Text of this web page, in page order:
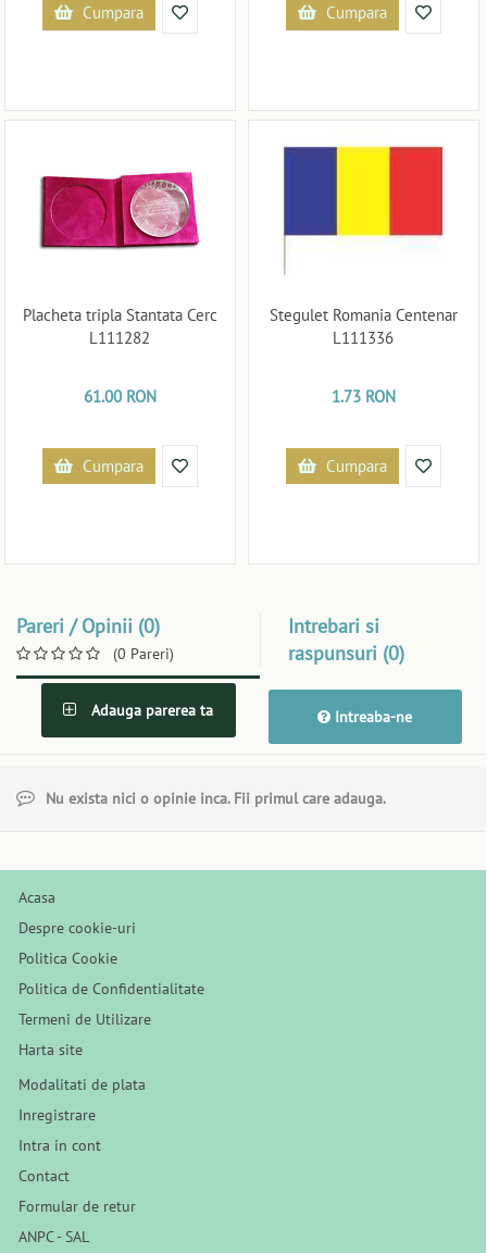
Cumpara Cumpara
Placheta tripla Stantata Cerc
L111282
61.00 RON
Cumpara
Stegulet Romania Centenar
L111336
1.73 RON
Cumpara
Pareri / Opinii (0)
(0 Pareri)
Intrebari si
raspunsuri (0)
Adauga parerea ta Intreaba-ne
Nu exista nici o opinie inca. Fii primul care adauga.
Acasa
Despre cookie-uri
Politica Cookie
Politica de Confidentialitate
Termeni de Utilizare
Harta site
Modalitati de plata
Inregistrare
Intra in cont
Contact
Formular de retur
ANPC - SAL